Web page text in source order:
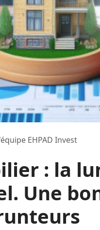
EHPAD Invest
: la
Une